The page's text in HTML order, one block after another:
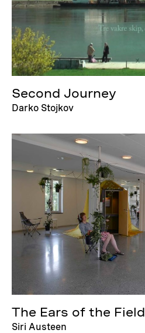
Second Journey
Darko Stojkov
The Ears of the Field
Siri Austeen